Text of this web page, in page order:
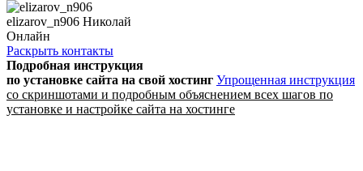
elizarov_n906 Николай
Онлайн
Раскрыть контакты
Подробная инструкция
по установке сайта на свой хостинг Упрощенная инструкция
со скриншотами и подробным объяснением всех шагов по
установке и настройке сайта на хостинге